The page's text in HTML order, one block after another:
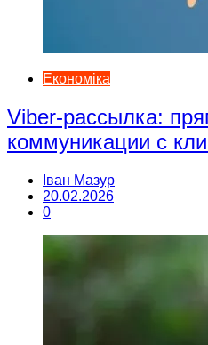
Економіка
Viber-рассылка:
коммуникации с
Іван Мазур
20.02.2026
0